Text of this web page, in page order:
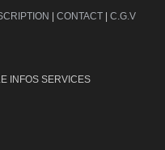
| CONTACT | C.G.V
INFOS SERVICES